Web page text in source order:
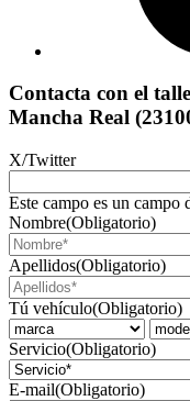
Contacta con el
Mancha Real
X/Twitter
Este campo es un campo
Nombre(Obligatorio)
Apellidos(Obligatorio)
Tú vehículo(Obligatorio)
Servicio(Obligatorio)
E-mail(Obligatorio)